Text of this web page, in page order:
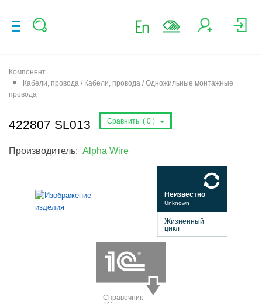
Компонент
Кабели, провода / Кабели, провода / Одножильные монтажные
провода
422807 SL013 Сравнить ( 0 )
Производитель: Alpha Wire